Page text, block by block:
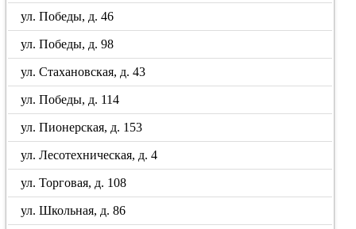
ул. Победы, д. 46
ул. Победы, д. 98
ул. Стахановская, д. 43
ул. Победы, д. 114
ул. Пионерская, д. 153
ул. Лесотехническая, д. 4
ул. Торговая, д. 108
ул. Школьная, д. 86